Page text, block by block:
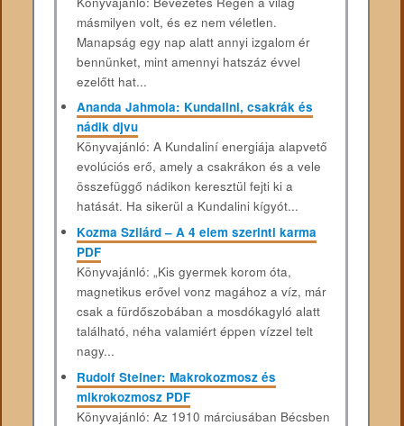
másmilyen volt, és ez nem véletlen.
Manapság egy nap alatt annyi izgalom ér
bennünket, mint amennyi hatszáz évvel
ezelőtt hat...
Ananda Jahmola: Kundalini, csakrák és
nádik djvu
Könyvajánló: A Kundaliní energiája alapvető
evolúciós erő, amely a csakrákon és a vele
összefüggő nádikon keresztül fejti ki a
hatását. Ha sikerül a Kundalini kígyót...
Kozma Szilárd – A 4 elem szerinti karma
PDF
Könyvajánló: „Kis gyermek korom óta,
magnetikus erővel vonz magához a víz, már
csak a fürdőszobában a mosdókagyló alatt
található, néha valamiért éppen vízzel telt
nagy...
Rudolf Steiner: Makrokozmosz és
mikrokozmosz PDF
Könyvajánló: Az 1910 márciusában Bécsben